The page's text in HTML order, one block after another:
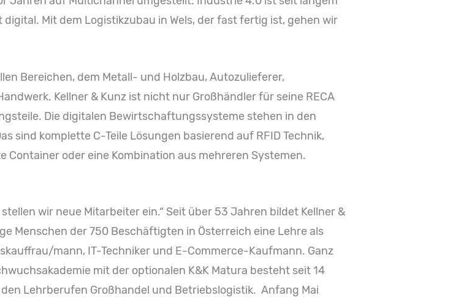
Mit dem Logistikzubau in Wels, der fast fertig ist, gehen wir
Bereichen, dem Metall- und Holzbau, Autozulieferer,
Kellner & Kunz ist nicht nur Großhändler für seine RECA
Die digitalen Bewirtschaftungssysteme stehen in den
sind komplette C-Teile Lösungen basierend auf RFID Technik,
oder eine Kombination aus mehreren Systemen.
wir neue Mitarbeiter ein.“ Seit über 53 Jahren bildet Kellner &
Menschen der 750 Beschäftigten in Österreich eine Lehre als
mann, IT-Techniker und E-Commerce-Kaufmann. Ganz
mit der optionalen K&K Matura besteht seit 14
Lehrberufen Großhandel und Betriebslogistik. Anfang Mai